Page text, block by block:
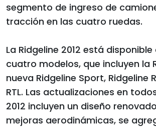
segmento de ingreso de
tracción en las cuatro ruedas.
La Ridgeline 2012 está
cuatro modelos, que incluyen la
nueva Ridgeline Sport, Ridgeline
RTL. Las actualizaciones en
2012 incluyen un diseño
mejoras aerodinámicas, se